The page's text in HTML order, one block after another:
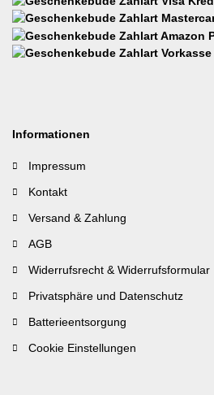
Informationen
Impressum
Kontakt
Versand & Zahlung
AGB
Widerrufsrecht & Widerrufsformular
Privatsphäre und Datenschutz
Batterieentsorgung
Cookie Einstellungen